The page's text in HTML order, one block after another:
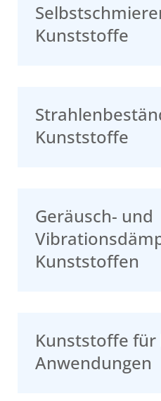
Kunststoffe
Kunststoffe
Geräusch- und
Kunststoffen
Kunststoffe für
Anwendungen